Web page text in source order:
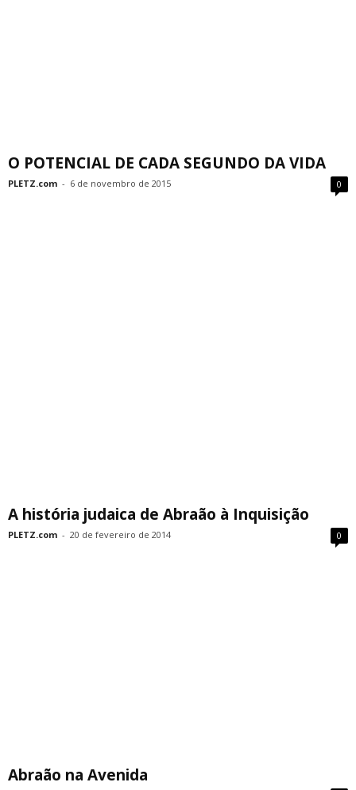
O POTENCIAL DE CADA SEGUNDO DA VIDA
PLETZ.com - 6 de novembro de 2015 0
A história judaica de Abraão à Inquisição
PLETZ.com - 20 de fevereiro de 2014 0
Abraão na Avenida